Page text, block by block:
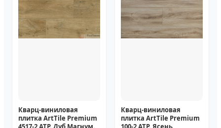
Кварц-виниловая
плитка ArtTile Premium
Кварц-виниловая
плитка ArtTile Premium